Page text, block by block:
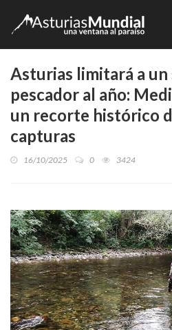
Asturias limitará a
pescador al año:
un recorte histórico
capturas
16/10/2025 0 3424